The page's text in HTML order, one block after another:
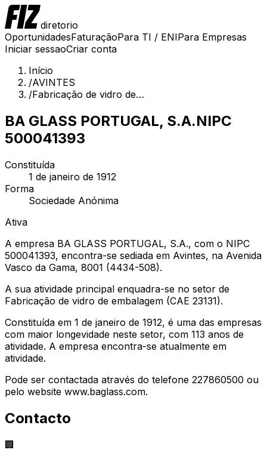
diretorio
OportunidadesFaturaçãoPara TI / ENIPara Empresas
Iniciar sessaoCriar conta
Início
/AVINTES
/Fabricação de vidro de…
BA GLASS PORTUGAL, S.A.NIPC
500041393
Constituída
1 de janeiro de 1912
Forma
Sociedade Anónima
Ativa
A empresa BA GLASS PORTUGAL, S.A., com o NIPC
500041393, encontra-se sediada em Avintes, na Avenida
Vasco da Gama, 8001 (4434-508).
A sua atividade principal enquadra-se no setor de
Fabricação de vidro de embalagem (CAE 23131).
Constituída em 1 de janeiro de 1912, é uma das empresas
com maior longevidade neste setor, com 113 anos de
atividade. A empresa encontra-se atualmente em
atividade.
Pode ser contactada através do telefone 227860500 ou
pelo website www.baglass.com.
Contacto
🏢